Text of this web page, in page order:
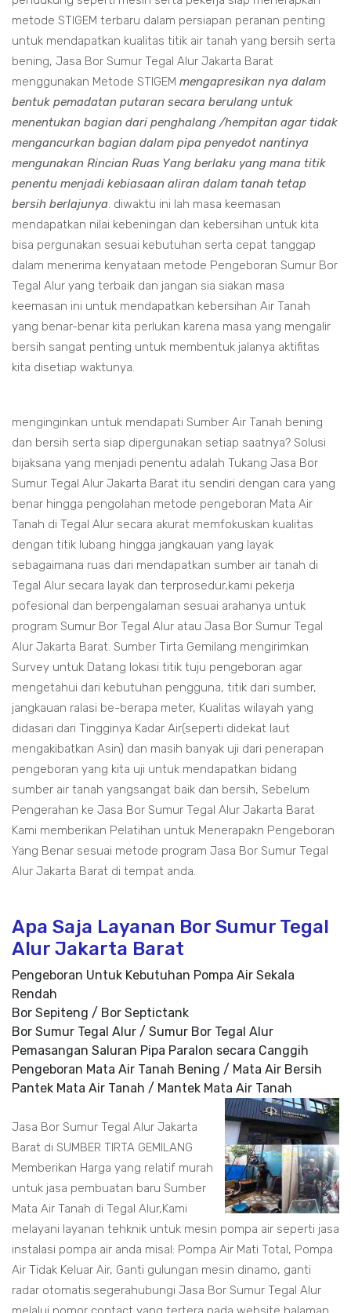
metode STIGEM terbaru dalam persiapan peranan penting
untuk mendapatkan kualitas titik air tanah yang bersih serta
bening, Jasa Bor Sumur Tegal Alur Jakarta Barat
menggunakan Metode STIGEM mengapresikan nya dalam
bentuk pemadatan putaran secara berulang untuk
menentukan bagian dari penghalang /hempitan agar tidak
mengancurkan bagian dalam pipa penyedot nantinya
mengunakan Rincian Ruas Yang berlaku yang mana titik
penentu menjadi kebiasaan aliran dalam tanah tetap
bersih berlajunya. diwaktu ini lah masa keemasan
mendapatkan nilai kebeningan dan kebersihan untuk kita
bisa pergunakan sesuai kebutuhan serta cepat tanggap
dalam menerima kenyataan metode Pengeboran Sumur Bor
Tegal Alur yang terbaik dan jangan sia siakan masa
keemasan ini untuk mendapatkan kebersihan Air Tanah
yang benar-benar kita perlukan karena masa yang mengalir
bersih sangat penting untuk membentuk jalanya aktifitas
kita disetiap waktunya.
menginginkan untuk mendapati Sumber Air Tanah bening
dan bersih serta siap dipergunakan setiap saatnya? Solusi
bijaksana yang menjadi penentu adalah Tukang Jasa Bor
Sumur Tegal Alur Jakarta Barat itu sendiri dengan cara yang
benar hingga pengolahan metode pengeboran Mata Air
Tanah di Tegal Alur secara akurat memfokuskan kualitas
dengan titik lubang hingga jangkauan yang layak
sebagaimana ruas dari mendapatkan sumber air tanah di
Tegal Alur secara layak dan terprosedur,kami pekerja
pofesional dan berpengalaman sesuai arahanya untuk
program Sumur Bor Tegal Alur atau Jasa Bor Sumur Tegal
Alur Jakarta Barat. Sumber Tirta Gemilang mengirimkan
Survey untuk Datang lokasi titik tuju pengeboran agar
mengetahui dari kebutuhan pengguna, titik dari sumber,
jangkauan ralasi be-berapa meter, Kualitas wilayah yang
didasari dari Tingginya Kadar Air(seperti didekat laut
mengakibatkan Asin) dan masih banyak uji dari penerapan
pengeboran yang kita uji untuk mendapatkan bidang
sumber air tanah yangsangat baik dan bersih, Sebelum
Pengerahan ke Jasa Bor Sumur Tegal Alur Jakarta Barat
Kami memberikan Pelatihan untuk Menerapakn Pengeboran
Yang Benar sesuai metode program Jasa Bor Sumur Tegal
Alur Jakarta Barat di tempat anda.
Apa Saja Layanan Bor Sumur Tegal
Alur Jakarta Barat
Pengeboran Untuk Kebutuhan Pompa Air Sekala
Rendah
Bor Sepiteng / Bor Septictank
Bor Sumur Tegal Alur / Sumur Bor Tegal Alur
Pemasangan Saluran Pipa Paralon secara Canggih
Pengeboran Mata Air Tanah Bening / Mata Air Bersih
Pantek Mata Air Tanah / Mantek Mata Air Tanah
Jasa Bor Sumur Tegal Alur Jakarta
Barat di SUMBER TIRTA GEMILANG
Memberikan Harga yang relatif murah
untuk jasa pembuatan baru Sumber
Mata Air Tanah di Tegal Alur,Kami
melayani layanan tehknik untuk mesin pompa air seperti jasa
instalasi pompa air anda misal: Pompa Air Mati Total, Pompa
Air Tidak Keluar Air, Ganti gulungan mesin dinamo, ganti
radar otomatis.segerahubungi Jasa Bor Sumur Tegal Alur